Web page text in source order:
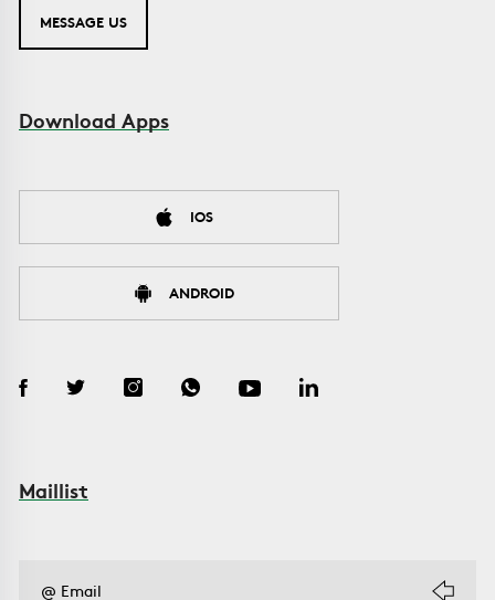
MESSAGE US
Download Apps
IOS
ANDROID
Maillist